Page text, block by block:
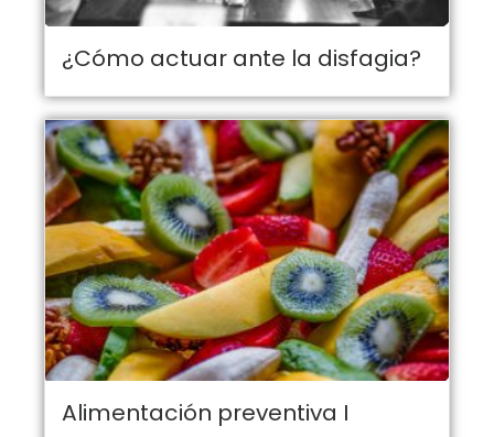
¿Cómo actuar ante la disfagia?
Alimentación preventiva I